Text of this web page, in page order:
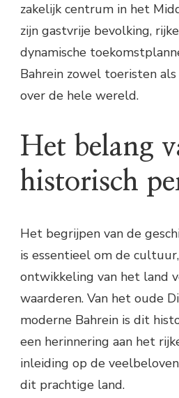
zakelijk centrum in het
zijn gastvrije bevolking,
dynamische
Bahrein zowel toeristen
over de hele wereld.
Het belang
historisch
Het begrijpen van de
is essentieel om de
ontwikkeling van het land
waarderen. Van het oude
moderne Bahrein is dit
een herinnering aan het
inleiding op de
dit prachtige land.